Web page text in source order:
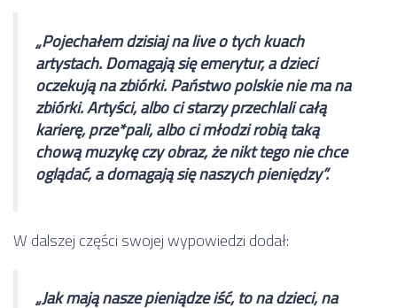
„Pojechałem dzisiaj na live o tych kuach
artystach. Domagają się emerytur, a dzieci
oczekują na zbiórki. Państwo polskie nie ma na
zbiórki. Artyści, albo ci starzy przechlali całą
karierę, prze*pali, albo ci młodzi robią taką
chową muzykę czy obraz, że nikt tego nie chce
oglądać, a domagają się naszych pieniędzy”.
W dalszej części swojej wypowiedzi dodał:
„Jak mają nasze pieniądze iść, to na dzieci, na